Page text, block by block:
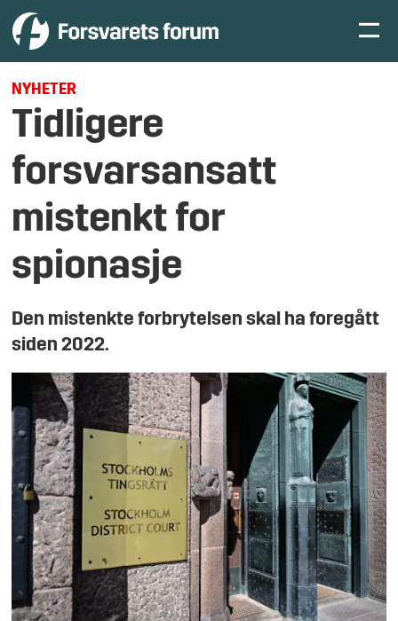
NYHETER
Tidligere
forsvarsansatt
mistenkt for
spionasje
Den mistenkte forbrytelsen skal ha foregått
siden 2022.